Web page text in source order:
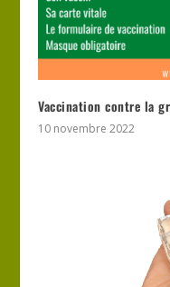
Vaccination contre la
10 novembre 2022